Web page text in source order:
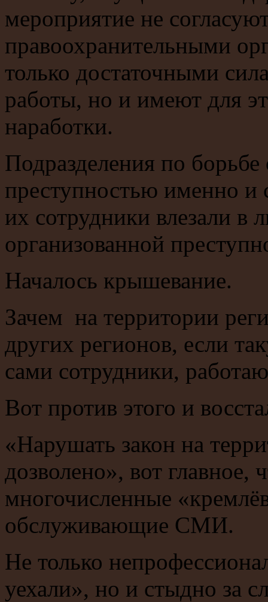
мероприятие не
правоохранительными
только достаточными
работы, но и имеют для
наработки.
Подразделения по борьбе
преступностью именно и
их сотрудники влезали в
организованной
Началось крышевание.
Зачем на территории
других регионов, если
сами сотрудники,
Вот против этого и
«Нарушать закон на
дозволено», вот главное,
многочисленные
обслуживающие СМИ.
Не только
уехали», но и стыдно за